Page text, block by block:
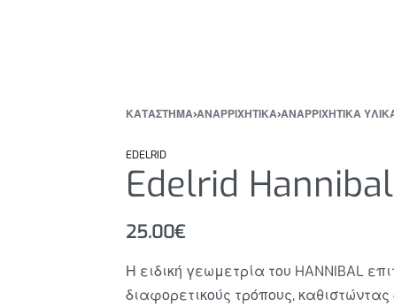
ΚΑΤΆΣΤΗΜΑ›ΑΝΑΡΡΙΧΗΤΙΚΑ›ΑΝΑΡΡΙΧΗΤΙΚΑ
EDELRID
Edelrid
25.00€
Η ειδική γεωμετρία του HANNIBAL
διαφορετικούς τρόπους,